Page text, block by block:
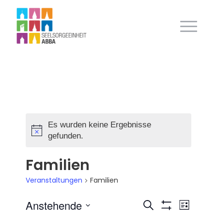
Hinweis
Es wurden keine Ergebnisse
gefunden.
Familien
Veranstaltungen Familien
Suche Liste
Anstehende